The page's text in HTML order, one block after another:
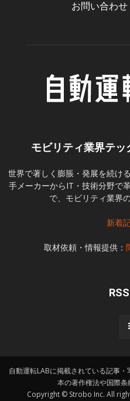
お問い合わせ
モビリティ業界テ
世界で著しく膨脹・発展を続け
手メーカーからIT・技術分野で
で、モビリティ業界
新着
取材依頼・情報提供：
自動運転LABに掲載されている記事
本の著作権法や国際条
Copyright © Strobo Inc. All